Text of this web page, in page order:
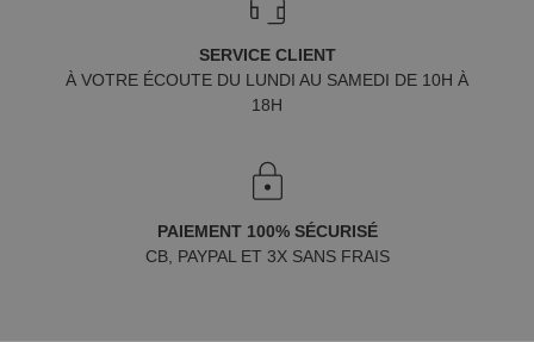
SERVICE CLIENT
À VOTRE ÉCOUTE DU LUNDI AU SAMEDI DE 10H À
18H
PAIEMENT 100% SÉCURISÉ
CB, PAYPAL ET 3X SANS FRAIS